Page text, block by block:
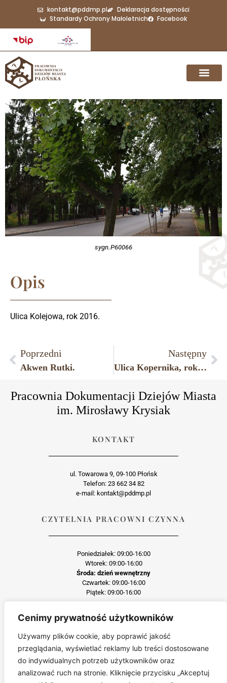
Cenimy prywatność użytkowników
Używamy plików cookie, aby poprawić jakość
przeglądania, wyświetlać reklamy lub treści dostosowane
do indywidualnych potrzeb użytkowników oraz
analizować ruch na stronie. Kliknięcie przycisku „Akceptuj
kontakt@pddmp.pl
Deklaracja dostępności
Standardy Ochrony Małoletnich
Facebook
sygn.P60066
Opis
Ulica Kolejowa, rok 2016.
Poprzedni
Akwen Rutki.
Następny
Ulica Kopernika, rok 2016.
Pracownia Dokumentacji Dziejów Miasta
im. Mirosławy Krysiak
KONTAKT
ul. Towarowa 9, 09-100 Płońsk
Telefon: 23 662 34 82
e-mail: kontakt@pddmp.pl
CZYTELNIA PRACOWNI CZYNNA
Poniedziałek: 09:00-16:00
Wtorek: 09:00-16:00
Środa: dzień wewnętrzny
Czwartek: 09:00-16:00
Piątek: 09:00-16:00
Każda reprodukcja lub adaptacja całości bądź części materiału, niezależnie od
Jakiekolwiek kopiowanie, reprodukcja lub publikacja prezentowanego materiału
pochodzącego ze strony pddmp.pl w jakiejkolwiek formie i postaci jest zabroniona
Wszelkie zgłoszenia dotyczące naruszenia praw autorskich będą wnikliwie
sprawdzane.